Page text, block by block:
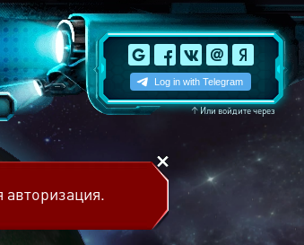
↑Или войдите через
авторизация.